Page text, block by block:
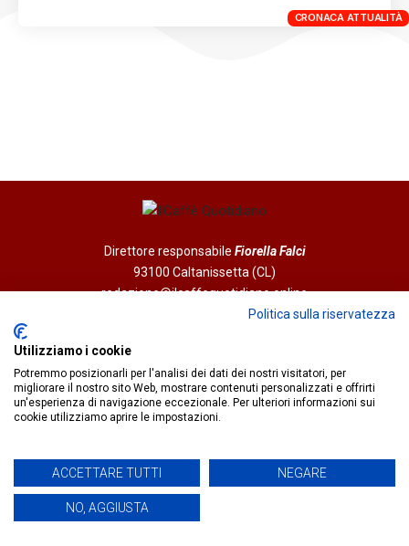
CRONACA ATTUALITÀ
Direttore responsabile Fiorella Falci
93100 Caltanissetta (CL)
redazione@ilcaffequotidiano.online
C.F. 92076900858
IlCaffèQuotidiano.online è una testata giornalistica registrata
Politica sulla riservatezza
Utilizziamo i cookie
Potremmo posizionarli per l'analisi dei dati dei nostri visitatori, per
migliorare il nostro sito Web, mostrare contenuti personalizzati e offrirti
un'esperienza di navigazione eccezionale. Per ulteriori informazioni sui
cookie utilizziamo aprire le impostazioni.
ACCETTARE TUTTI NEGARE
NO, AGGIUSTA